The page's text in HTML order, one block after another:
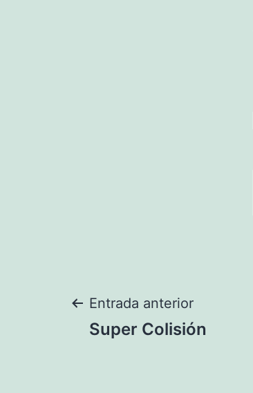
Navegación
Entrada anterior
Super Colisión